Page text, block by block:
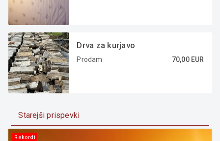
Drva za kurjavo
Prodam 70,00 EUR
Starejši prispevki
Rekordi